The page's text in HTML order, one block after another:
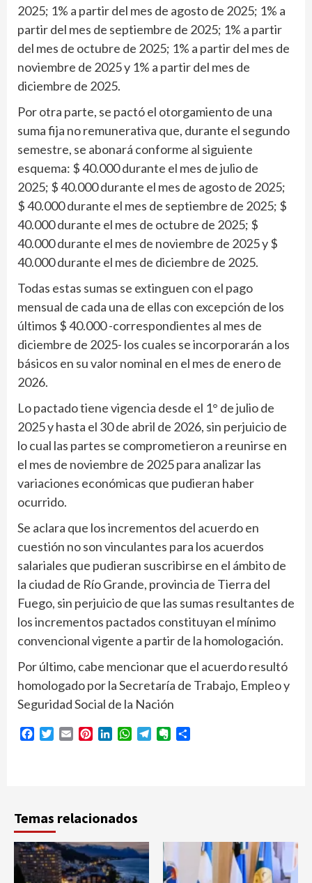
2025; 1% a partir del mes de agosto de 2025; 1% a
partir del mes de septiembre de 2025; 1% a partir
del mes de octubre de 2025; 1% a partir del mes de
noviembre de 2025 y 1% a partir del mes de
diciembre de 2025.
Por otra parte, se pactó el otorgamiento de una
suma fija no remunerativa que, durante el segundo
semestre, se abonará conforme al siguiente
esquema: $ 40.000 durante el mes de julio de
2025; $ 40.000 durante el mes de agosto de 2025;
$ 40.000 durante el mes de septiembre de 2025; $
40.000 durante el mes de octubre de 2025; $
40.000 durante el mes de noviembre de 2025 y $
40.000 durante el mes de diciembre de 2025.
Todas estas sumas se extinguen con el pago
mensual de cada una de ellas con excepción de los
últimos $ 40.000 -correspondientes al mes de
diciembre de 2025- los cuales se incorporarán a los
básicos en su valor nominal en el mes de enero de
2026.
Lo pactado tiene vigencia desde el 1° de julio de
2025 y hasta el 30 de abril de 2026, sin perjuicio de
lo cual las partes se comprometieron a reunirse en
el mes de noviembre de 2025 para analizar las
variaciones económicas que pudieran haber
ocurrido.
Se aclara que los incrementos del acuerdo en
cuestión no son vinculantes para los acuerdos
salariales que pudieran suscribirse en el ámbito de
la ciudad de Río Grande, provincia de Tierra del
Fuego, sin perjuicio de que las sumas resultantes de
los incrementos pactados constituyan el mínimo
convencional vigente a partir de la homologación.
Por último, cabe mencionar que el acuerdo resultó
homologado por la Secretaría de Trabajo, Empleo y
Seguridad Social de la Nación
Facebook
Twitter
Email PinterestLinkedInWhatsApp
TelegramEvernote
Temas relacionados